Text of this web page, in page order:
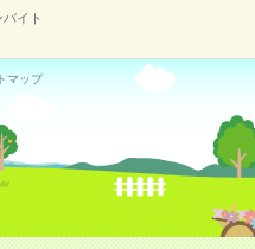
イト
マップ